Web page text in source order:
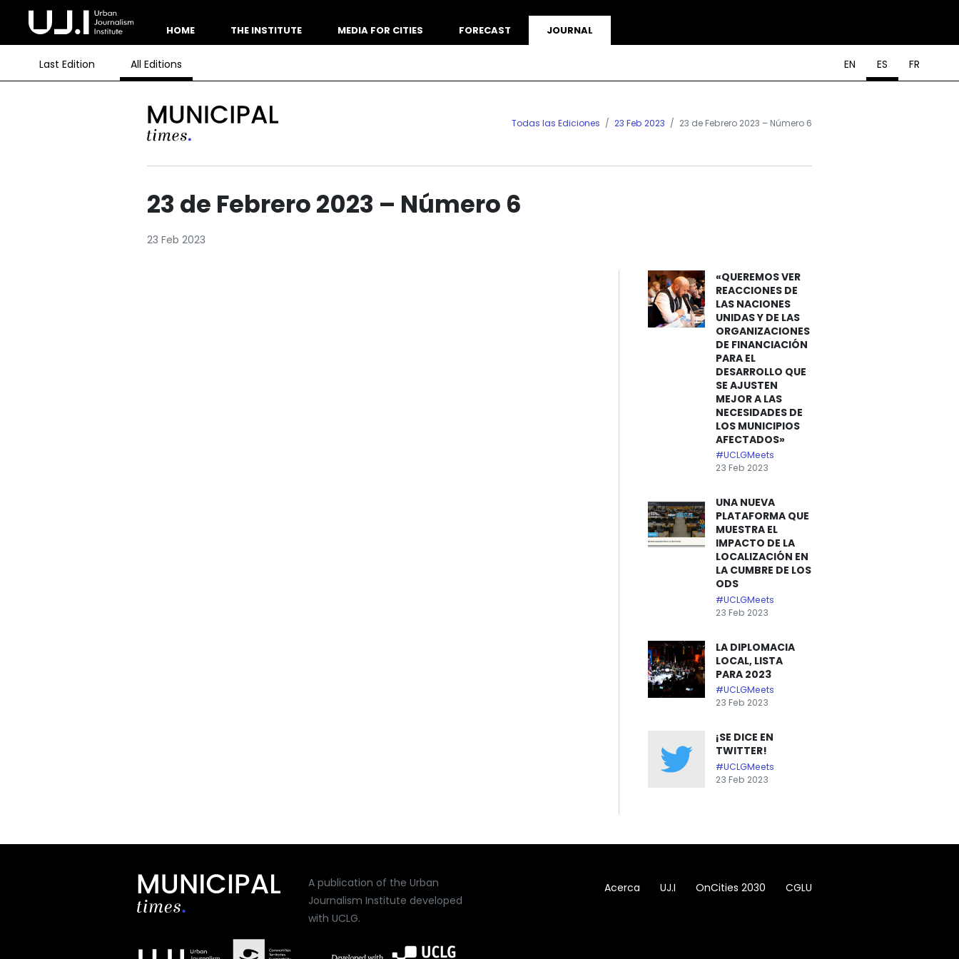
HOME THE INSTITUTE MEDIA FOR CITIES FORECAST JOURNAL
Last Edition All Editions EN ES FR
Todas las Ediciones 23 Feb 2023 23 de Febrero 2023 – Número 6
23 de Febrero 2023 – Número 6
23 Feb 2023
«QUEREMOS VER
REACCIONES DE
LAS NACIONES
UNIDAS Y DE LAS
ORGANIZACIONES
DE FINANCIACIÓN
PARA EL
DESARROLLO QUE
SE AJUSTEN
MEJOR A LAS
NECESIDADES DE
LOS MUNICIPIOS
AFECTADOS»
#UCLGMeets
23 Feb 2023
UNA NUEVA
PLATAFORMA QUE
MUESTRA EL
IMPACTO DE LA
LOCALIZACIÓN EN
LA CUMBRE DE LOS
ODS
#UCLGMeets
23 Feb 2023
LA DIPLOMACIA
LOCAL, LISTA
PARA 2023
#UCLGMeets
23 Feb 2023
¡SE DICE EN
TWITTER!
#UCLGMeets
23 Feb 2023
A publication of the Urban
Journalism Institute developed
with UCLG.
Acerca UJ.I OnCities 2030 CGLU